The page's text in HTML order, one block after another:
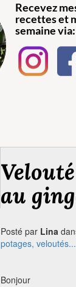
Recevez
recettes et
semaine via:
au
Posté par Lina
potages, veloutés...
Bonjour